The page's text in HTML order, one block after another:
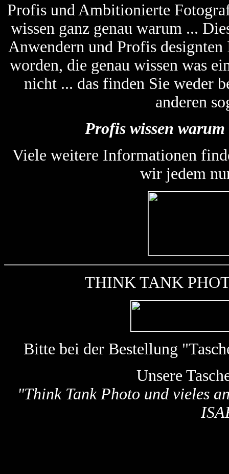
Profis und Ambitionierte
wissen ganz genau warum ...
Anwendern und Profis
worden, die genau wissen was
nicht ... das finden Sie weder
anderen
Profis wissen
Viele weitere Informationen
wir jedem
THINK TANK
Bitte bei der Bestellung
Unsere
"Think Tank Photo und vieles